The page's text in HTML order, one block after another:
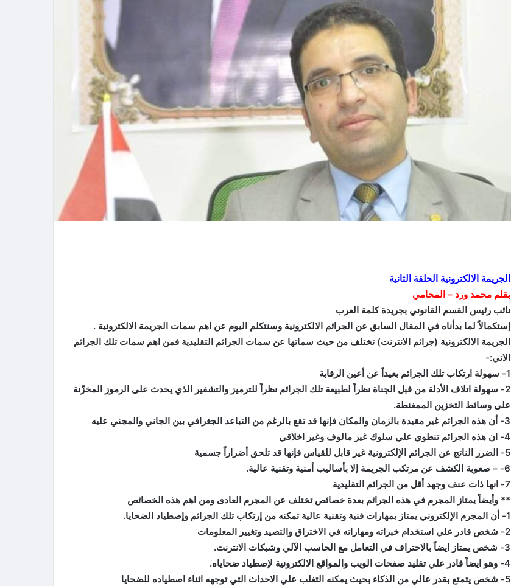
الجريمة الالكترونية الحلقة الثانية
بقلم محمد ورد – المحامي
نائب رئيس القسم القانوني بجريدة كلمة العرب
إستكمالاً لما بدأناه في المقال السابق عن الجرائم الالكترونية وسنتكلم اليوم عن اهم سمات الجريمة الالكترونية .
الجريمة الالكترونية (جرائم الانترنت) تختلف من حيث سماتها عن سمات الجرائم التقليدية فمن اهم سمات تلك الجرائم
الاتي:-
1- سهولة ارتكاب تلك الجرائم بعيداً عن أعين الرقابة
2- سهولة اتلاف الأدلة من قبل الجناة نظراً لطبيعة تلك الجرائم نظراً للترميز والتشفير الذي يحدث على الرموز المخزّنة
على وسائط التخزين الممغنطة.
3- أن هذه الجرائم غير مقيدة بالزمان والمكان فإنها قد تقع بالرغم من التباعد الجغرافي بين الجاني والمجني عليه
4- ان هذه الجرائم تنطوي علي سلوك غير مالوف وغير اخلاقي
5- الضرر الناتج عن الجرائم الإلكترونية غير قابل للقياس فإنها قد تلحق أضراراً جسمية
6- – صعوبة الكشف عن مرتكب الجريمة إلا بأساليب أمنية وتقنية عالية.
7- انها ذات عنف وجهد أقل من الجرائم التقليدية
** وأيضاً يمتاز المجرم في هذه الجرائم بعدة خصائص تختلف عن المجرم العادى ومن اهم هذه الخصائص
1- أن المجرم الإلكتروني يمتاز بمهارات فنية وتقنية عالية تمكنه من إرتكاب تلك الجرائم وإصطياد الضحايا.
2- شخص قادر علي استخدام خبراته ومهاراته في الاختراق والتصيد وتغيير المعلومات
3- شخص يمتاز ايضاً بالاحتراف في التعامل مع الحاسب الآلي وشبكات الانترنت.
4- وهو ايضاً قادر علي تقليد صفحات الويب والمواقع الالكترونية لإصطياد ضحاياه.
5- شخص يتمتع بقدر عالي من الذكاء بحيث يمكنه التغلب علي الاحداث التي توجهه اثناء اصطياده للضحايا